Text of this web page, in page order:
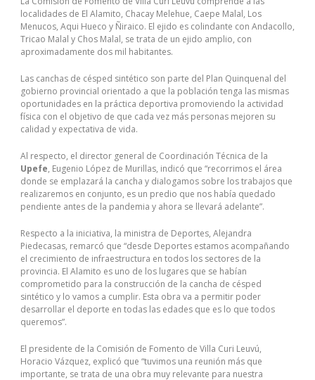
localidades de El Alamito, Chacay Melehue, Caepe Malal, Los
Menucos, Aqui Hueco y Ñiraico. El ejido es colindante con Andacollo,
Tricao Malal y Chos Malal, se trata de un ejido amplio, con
aproximadamente dos mil habitantes.
Las canchas de césped sintético son parte del Plan Quinquenal del
gobierno provincial orientado a que la población tenga las mismas
oportunidades en la práctica deportiva promoviendo la actividad
física con el objetivo de que cada vez más personas mejoren su
calidad y expectativa de vida.
Al respecto, el director general de Coordinación Técnica de la
Upefe, Eugenio López de Murillas, indicó que “recorrimos el área
donde se emplazará la cancha y dialogamos sobre los trabajos que
realizaremos en conjunto, es un predio que nos había quedado
pendiente antes de la pandemia y ahora se llevará adelante”.
Respecto a la iniciativa, la ministra de Deportes, Alejandra
Piedecasas, remarcó que “desde Deportes estamos acompañando
el crecimiento de infraestructura en todos los sectores de la
provincia. El Alamito es uno de los lugares que se habían
comprometido para la construcción de la cancha de césped
sintético y lo vamos a cumplir. Esta obra va a permitir poder
desarrollar el deporte en todas las edades que es lo que todos
queremos”.
El presidente de la Comisión de Fomento de Villa Curi Leuvú,
Horacio Vázquez, explicó que “tuvimos una reunión más que
importante, se trata de una obra muy relevante para nuestra